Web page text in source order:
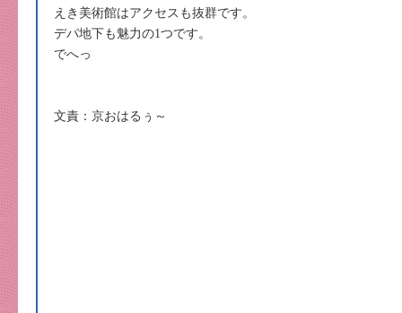
えき美術館はアクセスも抜群です。
デパ地下も魅力の1つです。
でへっ
文責：京おはるぅ～